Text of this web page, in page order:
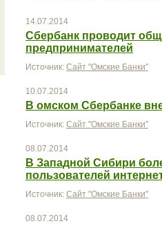
14.07.2014
Сбербанк проводит
предпринимателей
Источник: Сайт "Омские Банки"
10.07.2014
В омском Сбербанке
Источник: Сайт "Омские Банки"
08.07.2014
В Западной Сибири
пользователей
Источник: Сайт "Омские Банки"
08.07.2014